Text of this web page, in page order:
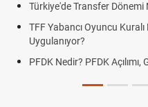
Türkiye'de Transfer Dönemi
TFF Yabancı Oyuncu
Uygulanıyor?
PFDK Nedir? PFDK